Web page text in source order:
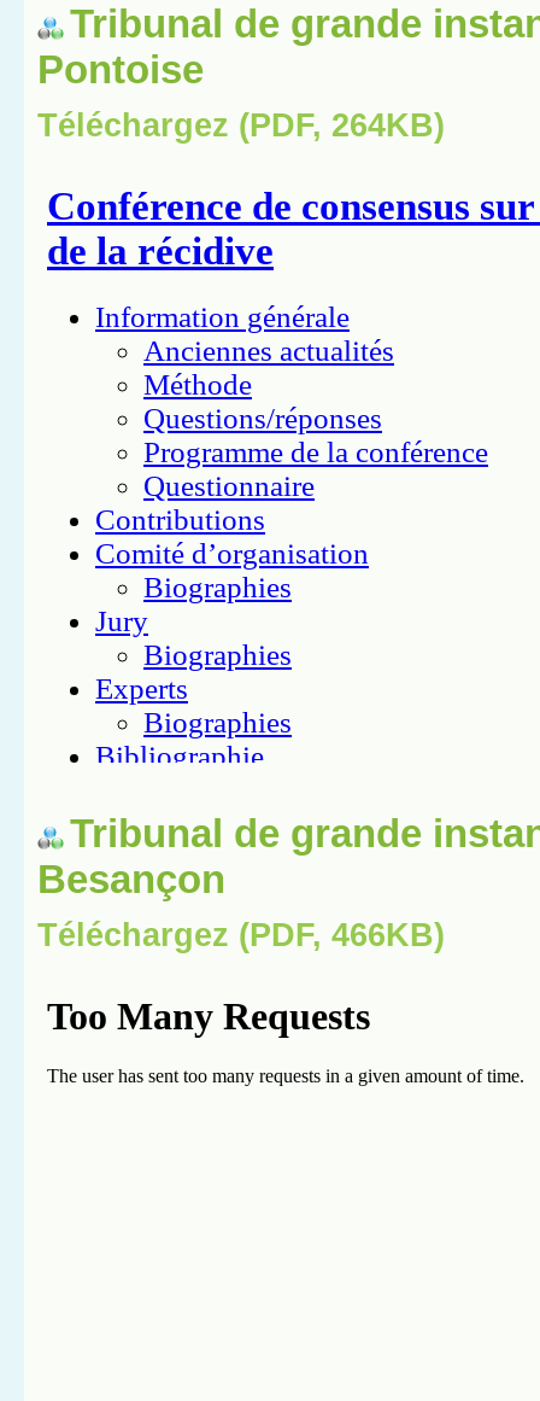
Tribunal de grande
Pontoise
Téléchargez (PDF, 264KB)
Tribunal de grande
Besançon
Téléchargez (PDF, 466KB)